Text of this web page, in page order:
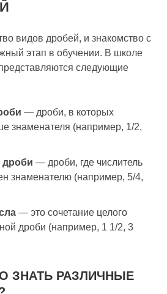
видов дробей, и знакомство с
этап в обучении. В школе
следующие
— дроби, в которых
знаменателя (например, 1/2,
— дроби, где числитель
знаменателю (например, 5/4,
— это сочетание целого
дроби (например, 1 1/2, 3
ЗНАТЬ РАЗЛИЧНЫЕ